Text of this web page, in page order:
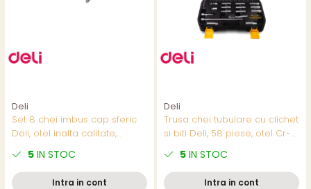
Deli
Set 8 chei imbus cap sferic
Deli, otel inalta calitate,
metrice
5 IN STOC
Intra in cont
Deli
Trusa chei tubulare cu clichet
si biti Deli, 58 piese, otel Cr-V,
5 IN STOC
Intra in cont